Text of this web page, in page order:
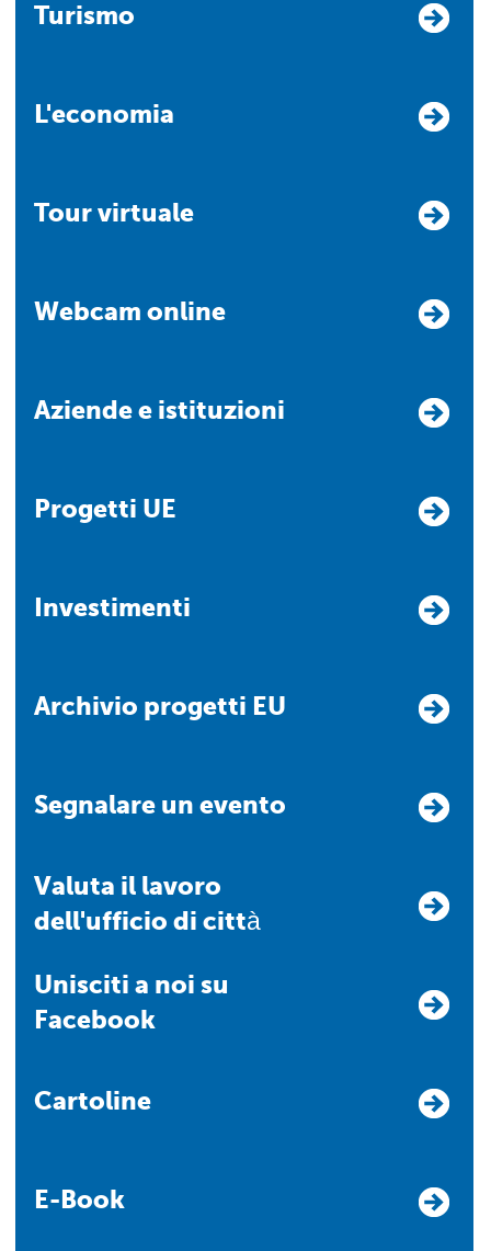
Turismo
L'economia
Tour virtuale
Webcam online
Aziende e istituzioni
Progetti UE
Investimenti
Archivio progetti EU
Segnalare un evento
Valuta il lavoro
dell'ufficio di città
Unisciti a noi su
Facebook
Cartoline
E-Book